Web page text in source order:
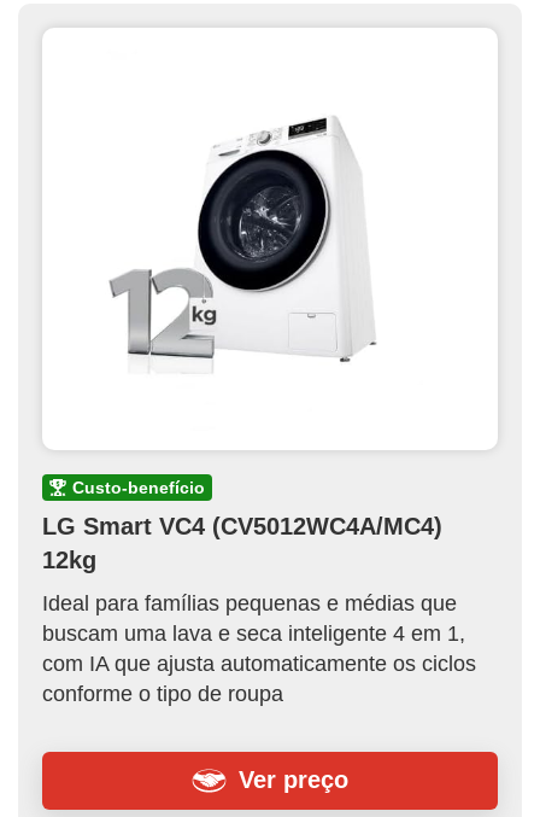
custo-benefício
LG Smart VC4 (CV5012WC4A/MC4)
12kg
Ideal para famílias pequenas e médias que
buscam uma lava e seca inteligente 4 em 1,
com IA que ajusta automaticamente os ciclos
conforme o tipo de roupa
Ver preço